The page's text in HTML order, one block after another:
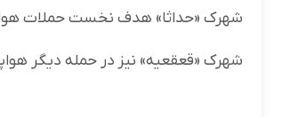
شهرک «حداثا» هدف نخست حملات
شهرک «قعقعیه» نیز در حمله دیگر